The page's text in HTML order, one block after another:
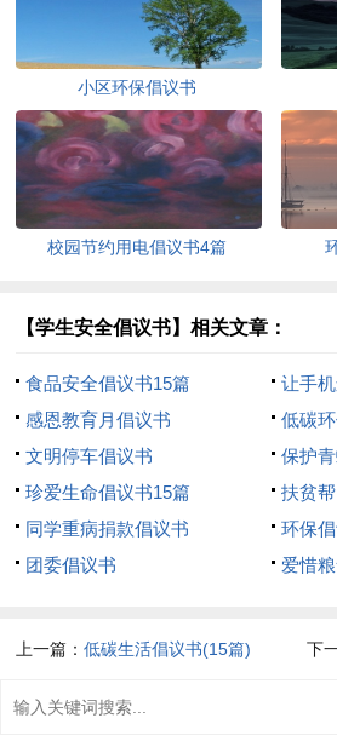
小区环保倡议书
校园节约用电倡议书4篇
【学生安全倡议书】相关文章：
食品安全倡议书15篇
让手
感恩教育月倡议书
低碳
文明停车倡议书
保护
珍爱生命倡议书15篇
扶贫
同学重病捐款倡议书
环保
团委倡议书
爱惜
上一篇：低碳生活倡议书(15篇) 下